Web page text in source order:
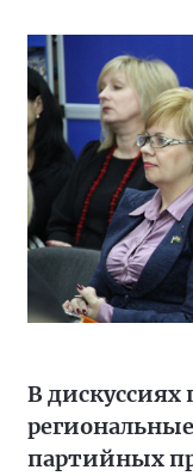
В дискуссиях
партийных